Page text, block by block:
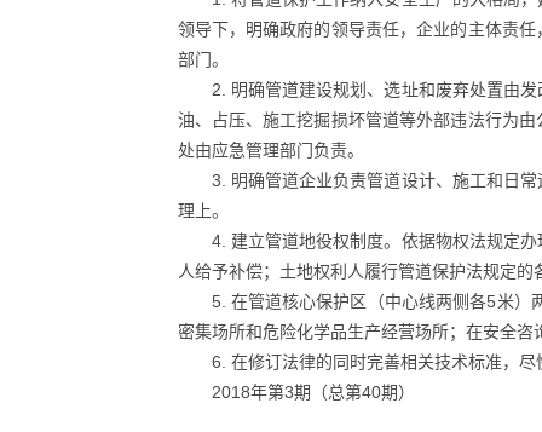
领导下，明确政府的领导责任，企业的主体责
部门。
2. 明确管道建设规划、选址和废弃处置由
油、占压、施工挖掘损坏管道等外部违法行为
处由应急管理部门负责。
3. 明确管道企业负责管道设计、施工和日
理上。
4. 建立管道地役权制度。依据物权法规定
人给予补偿；土地权利人履行管道保护法规定的
5. 在管道核心保护区（中心线两侧各5米）
密集场所和危险化学品生产经营场所；在安全
6. 在修订法律的同时完善相关技术标准，
2018年第3期（总第40期）